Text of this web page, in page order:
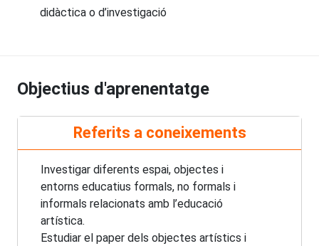
didàctica o d’investigació
Objectius d'aprenentatge
Referits a coneixements
Investigar diferents espai, objectes i
entorns educatius formals, no formals i
informals relacionats amb l’educació
artística.
Estudiar el paper dels objectes artístics i